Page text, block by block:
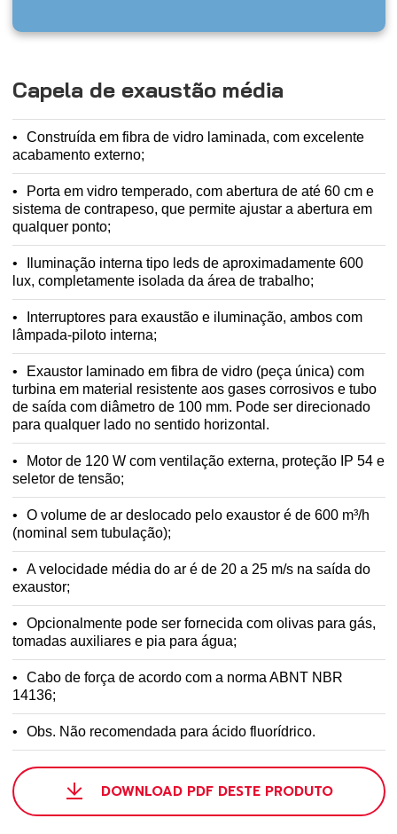
Capela de exaustão média
Construída em fibra de vidro laminada, com excelente
acabamento externo;
Porta em vidro temperado, com abertura de até 60 cm e
sistema de contrapeso, que permite ajustar a abertura em
qualquer ponto;
Iluminação interna tipo leds de aproximadamente 600
lux, completamente isolada da área de trabalho;
Interruptores para exaustão e iluminação, ambos com
lâmpada-piloto interna;
Exaustor laminado em fibra de vidro (peça única) com
turbina em material resistente aos gases corrosivos e tubo
de saída com diâmetro de 100 mm. Pode ser direcionado
para qualquer lado no sentido horizontal.
Motor de 120 W com ventilação externa, proteção IP 54 e
seletor de tensão;
O volume de ar deslocado pelo exaustor é de 600 m³/h
(nominal sem tubulação);
A velocidade média do ar é de 20 a 25 m/s na saída do
exaustor;
Opcionalmente pode ser fornecida com olivas para gás,
tomadas auxiliares e pia para água;
Cabo de força de acordo com a norma ABNT NBR
14136;
Obs. Não recomendada para ácido fluorídrico.
DOWNLOAD PDF DESTE PRODUTO